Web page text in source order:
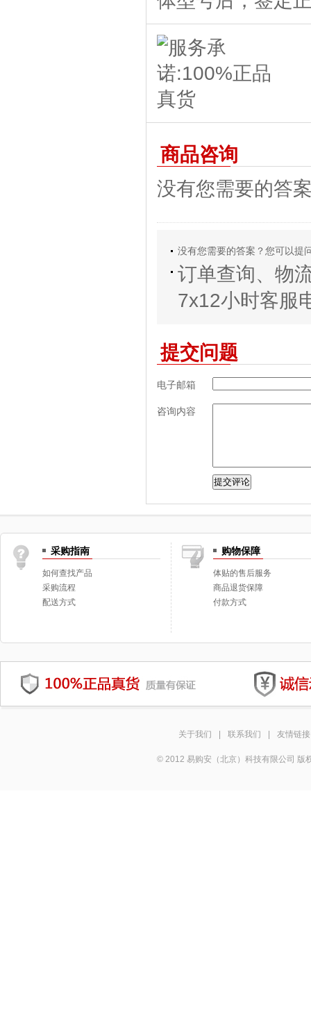
商品咨询
没有您需要的答
没有您需要的答案？您可以提
订单查询、物
7x12小时客服
提交问题
电子邮箱
咨询内容
采购指南
如何查找产品
采购流程
配送方式
购物保障
体贴的售后服务
商品退货保障
付款方式
关于我们 联系我们 友情链接
© 2012 易购安（北京）科技有限公司 版